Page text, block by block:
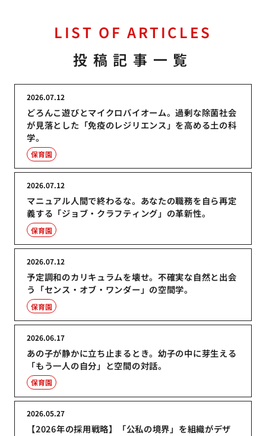
LIST OF ARTICLES
投稿記事一覧
どろんこ遊びとマイクロバイオーム。過剰な除菌社会
が見落とした「免疫のレジリエンス」を高める土の科
学。
2026.07.12
保育園
マニュアル人間で終わるな。あなたの職務を自ら再定
義する「ジョブ・クラフティング」の革新性。
2026.07.12
保育園
予定調和のカリキュラムを壊せ。不確実な自然と出会
う「センス・オブ・ワンダー」の空間学。
2026.07.12
保育園
あの子が静かに立ち止まるとき。幼子の中に芽生える
「もう一人の自分」と空間の対話。
2026.06.17
保育園
【2026年の採用戦略】「公私の境界」を組織がデザ
2026.05.27